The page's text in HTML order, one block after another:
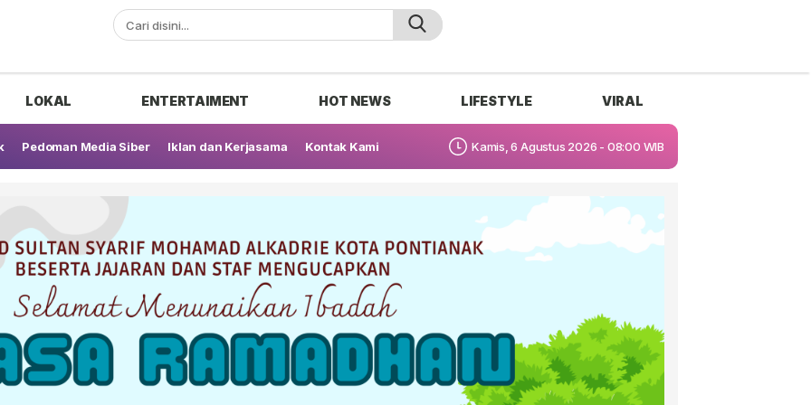
LOKAL ENTERTAIMENT HOT NEWS LIFESTYLE VIRAL
Pedoman Media Siber Iklan dan Kerjasama Kontak Kami Kamis, 6 Agustus 2026 - 08:00 WIB